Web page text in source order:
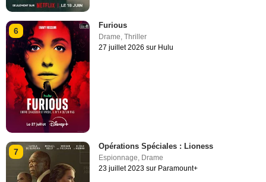
6
Furious
Drame,Thriller
27 juillet 2026 sur Hulu
7
Opérations Spéciales : Lioness
Espionnage Drame
23 juillet 2023 sur Paramount+